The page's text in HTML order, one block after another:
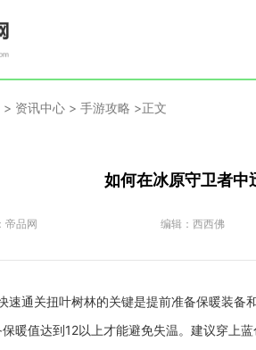
> 资讯中心 > 手游攻略 >正文
如何在冰原守卫者中
帝品网 编辑： 西西佛
速通关扭叶树林的关键是提前准备保暖装备
暖值达到12以上才能避免失温。建议穿上